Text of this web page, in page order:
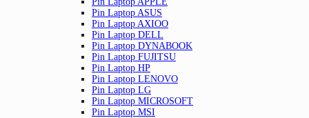
Pin Laptop ASUS
Pin Laptop AXIOO
Pin Laptop DELL
Pin Laptop DYNABOOK
Pin Laptop FUJITSU
Pin Laptop HP
Pin Laptop LENOVO
Pin Laptop LG
Pin Laptop MICROSOFT
Pin Laptop MSI